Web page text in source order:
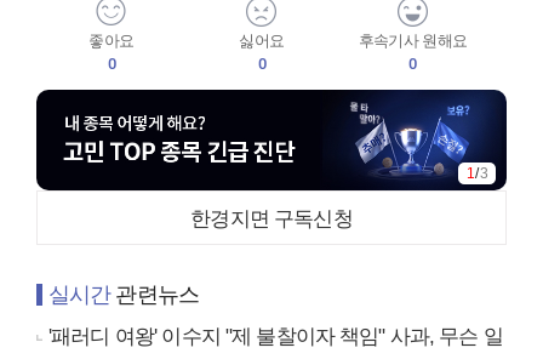
좋아요
0
싫어요
0
후속기사 원해요
0
1/3
한경지면 구독신청
실시간관련뉴스
'패러디 여왕' 이수지 "제 불찰이자 책임" 사과, 무슨 일